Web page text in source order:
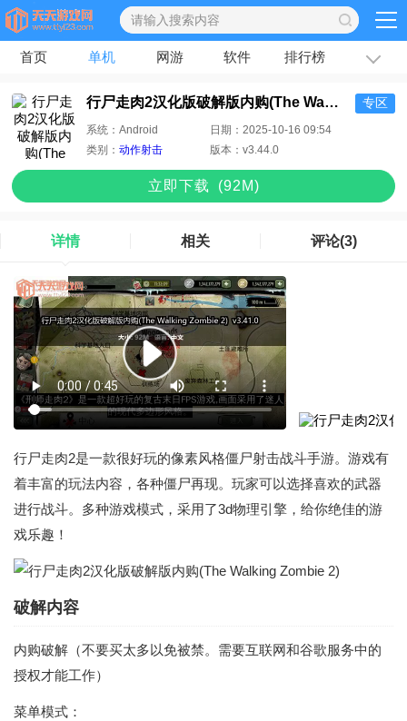
首页 单机 网游 软件 排行榜 专题
行尸走肉2汉化版破解版内购(The Walking Zombie 2)
专区
系统：Android 日期：2025-10-16 09:54
类别：动作射击 版本：v3.44.0
立即下载 (92M)
详情 相关 评论(3)
行尸走肉2是一款很好玩的像素风格僵尸射击战斗手游。游戏有
着丰富的玩法内容，各种僵尸再现。玩家可以选择喜欢的武器
进行战斗。多种游戏模式，采用了3d物理引擎，给你绝佳的游
戏乐趣！
破解内容
内购破解（不要买太多以免被禁。需要互联网和谷歌服务中的
授权才能工作）
菜单模式：